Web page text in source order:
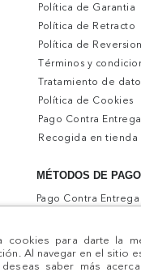
cookies para darte la
Al navegar en el sitio
saber más
Política de Garantia
Política de Retracto
Política de Reversion
Términos y
Tratamiento de
Política de Cookies
Pago Contra Entrega
Recogida en tienda
MÉTODOS DE PAGO
Pago Contra Entrega